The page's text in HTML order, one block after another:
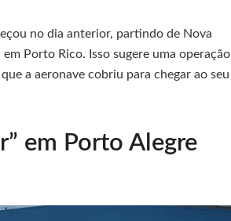
no dia anterior, partindo de Nova
Porto Rico. Isso sugere uma operação
a aeronave cobriu para chegar ao seu
em Porto Alegre